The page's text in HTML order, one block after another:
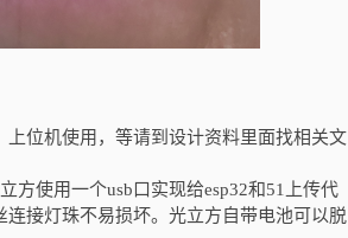
位机使用，等请到设计资料里面找相关文
方使用一个usb口实现给esp32和51上传代
接灯珠不易损坏。光立方自带电池可以脱